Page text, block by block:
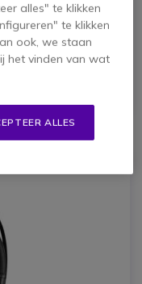
alles" te klikken
te klikken
ook, we staan
het vinden van wat
ALLES